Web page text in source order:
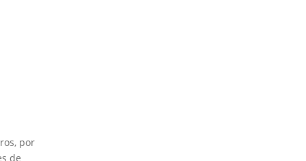
por
de